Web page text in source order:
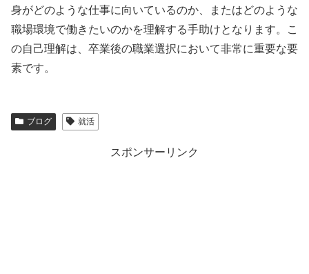
身がどのような仕事に向いているのか、またはどのような
職場環境で働きたいのかを理解する手助けとなります。こ
の自己理解は、卒業後の職業選択において非常に重要な要
素です。
ブログ 就活
スポンサーリンク